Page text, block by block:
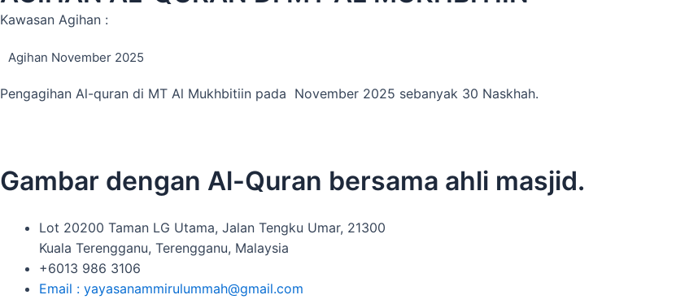
Kawasan Agihan :
Agihan November 2025
Pengagihan Al-quran di MT Al Mukhbitiin pada November 2025 sebanyak 30 Naskhah.
Gambar dengan Al-Quran bersama ahli masjid.
Lot 20200 Taman LG Utama, Jalan Tengku Umar, 21300
Kuala Terengganu, Terengganu, Malaysia
+6013 986 3106
Email : yayasanammirulummah@gmail.com